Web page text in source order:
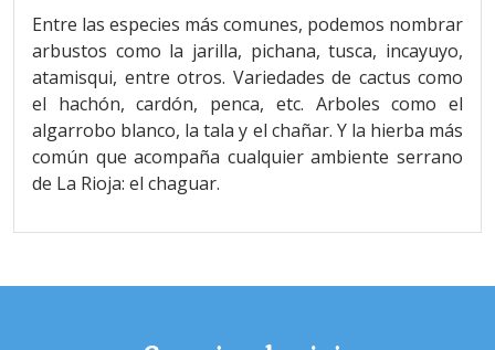
Entre las especies más comunes, podemos nombrar
arbustos como la jarilla, pichana, tusca, incayuyo,
atamisqui, entre otros. Variedades de cactus como
el hachón, cardón, penca, etc. Arboles como el
algarrobo blanco, la tala y el chañar. Y la hierba más
común que acompaña cualquier ambiente serrano
de La Rioja: el chaguar.